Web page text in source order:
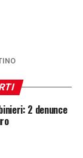
2 denunce